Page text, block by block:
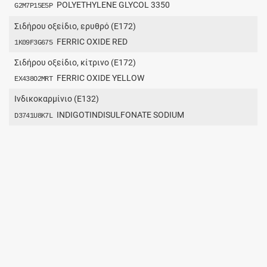
G2M7P15E5P POLYETHYLENE GLYCOL 3350
Σιδήρου οξείδιο, ερυθρό (Ε172)
1K09F3G675 FERRIC OXIDE RED
Σιδήρου οξείδιο, κίτρινο (Ε172)
EX438O2MRT FERRIC OXIDE YELLOW
Ινδικοκαρμίνιο (E132)
D3741U8K7L INDIGOTINDISULFONATE SODIUM